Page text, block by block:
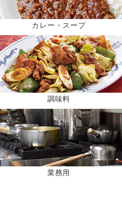
カレー・スープ
調味料
業務用